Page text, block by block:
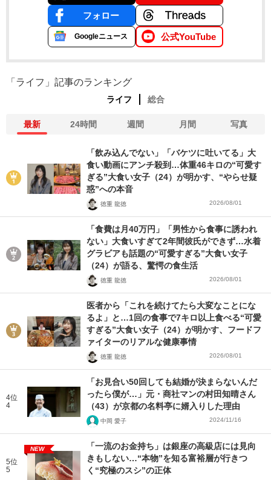
フォロー
Googleニュース 公式YouTube
「ライフ」記事のランキング
ライフ 総合
最新 24時間 週間 月間 写真
「飲み込んでない」「バケツに吐いてる」大
食い動画にアンチ殺到…体重46キロの“可愛す
ぎる”大食い女子（24）が明かす、“やらせ疑
惑”への本音
徳重 龍徳 2026/08/01
「食費は月40万円」「男性から食事に誘われ
ない」大食いすぎて2年間彼氏ができず…水着
グラビアも話題の“可愛すぎる”大食い女子
（24）が語る、驚愕の食生活
徳重 龍徳 2026/08/01
医者から「これを続けてたら大変なことにな
るよ」と…1回の食事で7キロ以上食べる“可愛
すぎる”大食い女子（24）が明かす、フードフ
ァイターのリアルな健康事情
徳重 龍徳 2026/08/01
4位
4
「お見合い50回しても結婚が決まらないんだ
ったら僕が…」元・商社マンの村田知晴さん
（43）が京都の名料亭に婿入りした理由
中岡 愛子 2024/11/16
5位
5
NEW
「一流のお金持ち」は銀座の高級店には見向
きもしない…“本物”を知る富裕層が行きつ
く“究極のスシ”の正体